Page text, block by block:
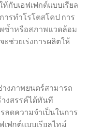
กับเอฟเฟกต์แบบเรียล
ารทำโรโตสโคป การ
ซ้ำหรือสภาพแวดล้อม
ช่วยเร่งการผลิตให้
างภาพยนตร์สามารถ
งสรรค์ได้ทันที
ลดความจำเป็นในการ
ฟกต์แบบเรียลไทม์